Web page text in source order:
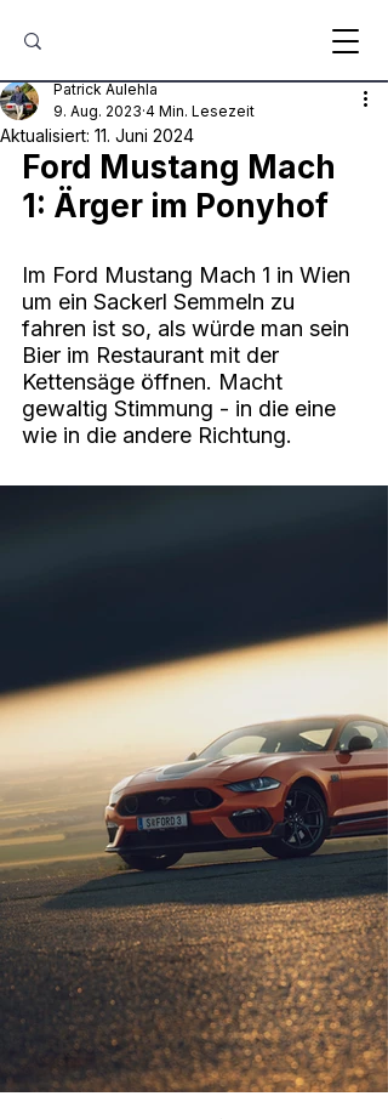
Patrick Aulehla
9. Aug. 2023 4 Min. Lesezeit
Aktualisiert: 11. Juni 2024
Ford Mustang Mach
1: Ärger im Ponyhof
Im Ford Mustang Mach 1 in Wien
um ein Sackerl Semmeln zu
fahren ist so, als würde man sein
Bier im Restaurant mit der
Kettensäge öffnen. Macht
gewaltig Stimmung - in die eine
wie in die andere Richtung.